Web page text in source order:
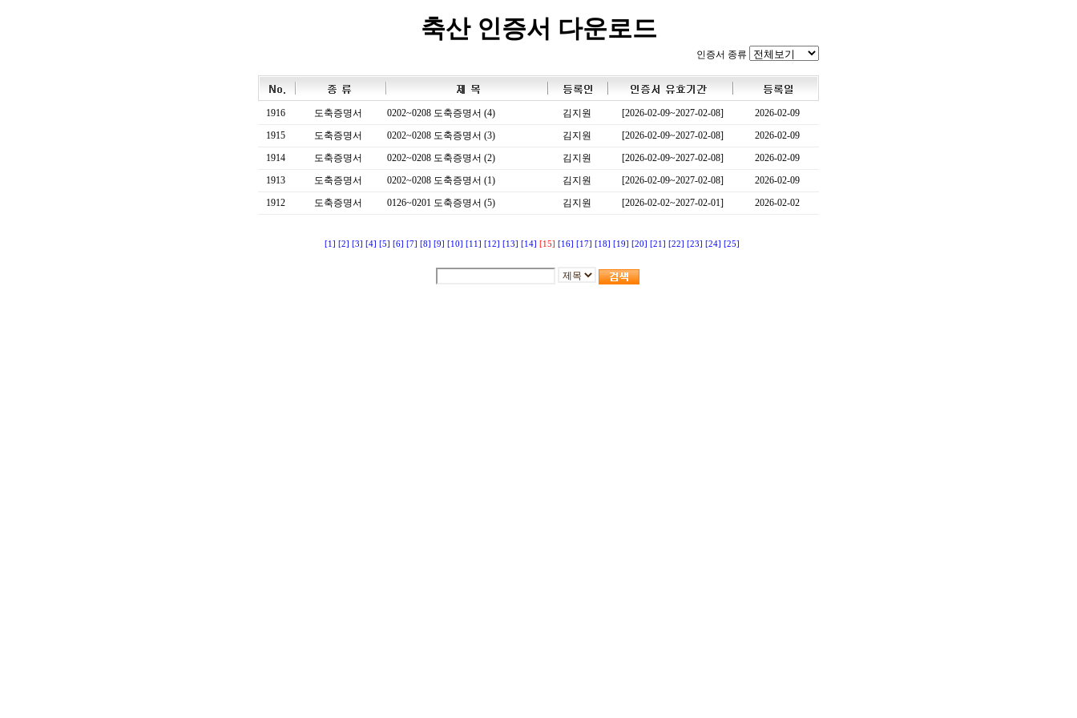
축산 인증서 다운로드
인증서 종류
1916 도축증명서 0202~0208 도축증명서 (4) 김지원 [2026-02-09~2027-02-08]
2026-02-09
1915
도축증명서 0202~0208 도축증명서 (3) 김지원 [2026-02-09~2027-02-08]
2026-02-09
1914
도축증명서 0202~0208 도축증명서 (2) 김지원 [2026-02-09~2027-02-08]
2026-02-09
1913
도축증명서 0202~0208 도축증명서 (1) 김지원 [2026-02-09~2027-02-08]
2026-02-09
1912
도축증명서 0126~0201 도축증명서 (5) 김지원 [2026-02-02~2027-02-01] 2026-02-02
[1] [2] [3] [4] [5] [6] [7] [8] [9] [10] [11] [12] [13] [14] [15] [16] [17] [18] [19] [20] [21] [22] [23] [24] [25]